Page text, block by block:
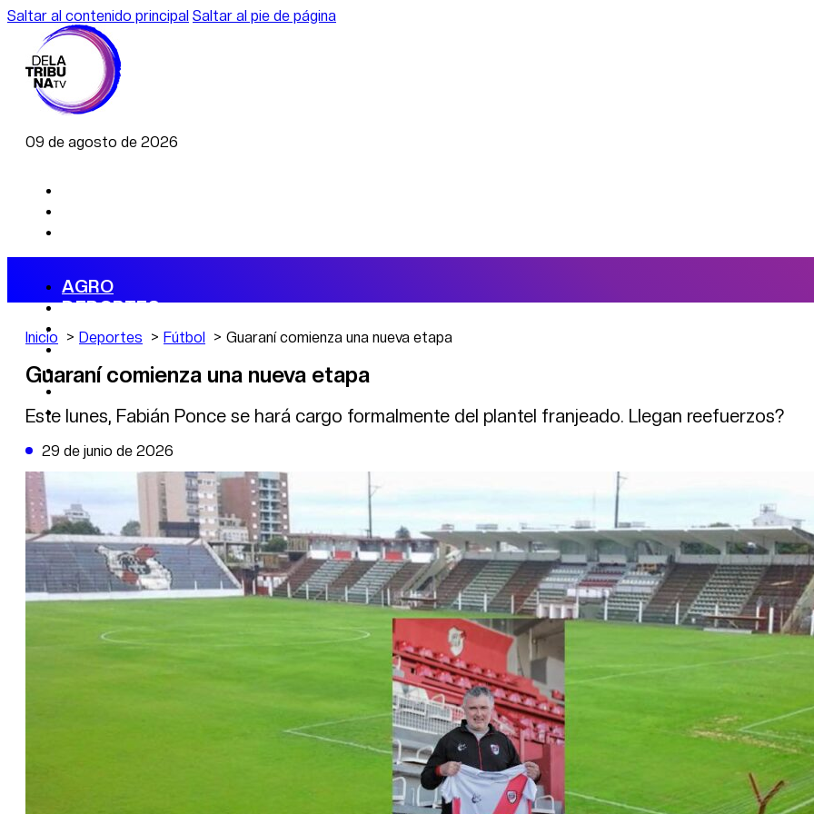
Saltar al contenido principal Saltar al pie de página
09 de agosto de 2026
AGRO
DEPORTES
ECONOMÍA
POLÍTICA
CAMBIO CLIMÁTICO
DE LA TRIBUNA TV
Inicio Deportes Fútbol Guaraní comienza una nueva etapa
Guaraní comienza una nueva etapa
Este lunes, Fabián Ponce se hará cargo formalmente del plantel franjeado. Llegan reefuerzos?
29 de junio de 2026